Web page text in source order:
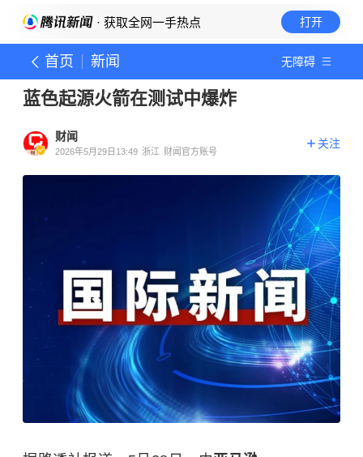
· 获取全网一手热点 打开
首页 新闻 无障碍
蓝色起源火箭在测试中爆炸
财闻
2026年5月29日13:49 浙江 财闻官方账号
关注